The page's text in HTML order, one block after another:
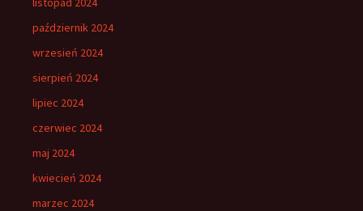
październik 2024
wrzesień 2024
sierpień 2024
lipiec 2024
czerwiec 2024
maj 2024
kwiecień 2024
marzec 2024